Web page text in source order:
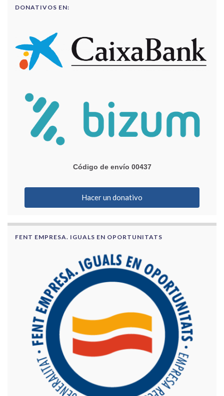
DONATIVOS EN:
Código de envío 00437
Hacer un donativo
FENT EMPRESA. IGUALS EN OPORTUNITATS